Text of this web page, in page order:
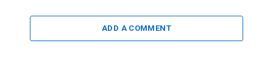
ADD A COMMENT